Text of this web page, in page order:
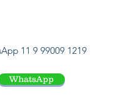
11 9 99009 1219
WhatsApp